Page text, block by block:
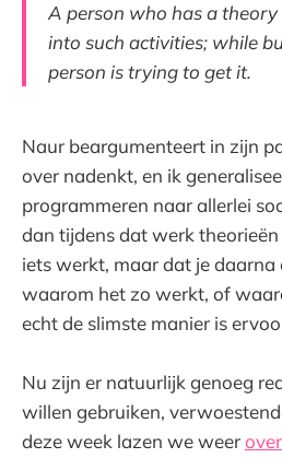
A person who has a
into such activities; while
person is trying to get it.
Naur beargumenteert in zijn
over nadenkt, en ik
programmeren naar allerlei
dan tijdens dat werk
iets werkt, maar dat je daarna
waarom het zo werkt, of
echt de slimste manier is
Nu zijn er natuurlijk genoeg
willen gebruiken,
deze week lazen we weer